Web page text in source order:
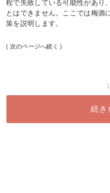
程で失敗している可能性があり
とはできません。ここでは梅酒
策を説明します。
( 次のページへ続く )
続き